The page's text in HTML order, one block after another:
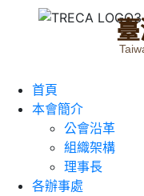
臺
首頁
本會簡介
公會沿革
組織架構
理事長
各辦事處